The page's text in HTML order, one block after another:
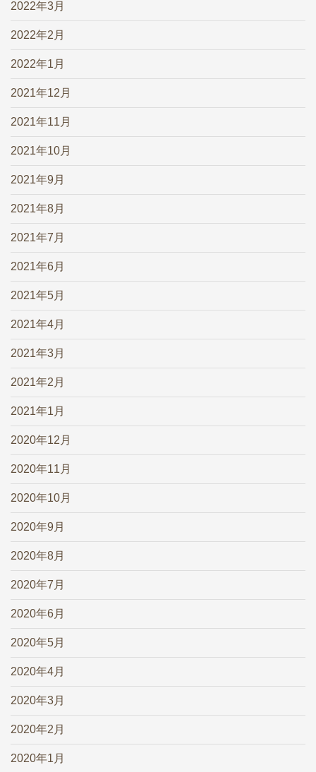
2022年3月
2022年2月
2022年1月
2021年12月
2021年11月
2021年10月
2021年9月
2021年8月
2021年7月
2021年6月
2021年5月
2021年4月
2021年3月
2021年2月
2021年1月
2020年12月
2020年11月
2020年10月
2020年9月
2020年8月
2020年7月
2020年6月
2020年5月
2020年4月
2020年3月
2020年2月
2020年1月